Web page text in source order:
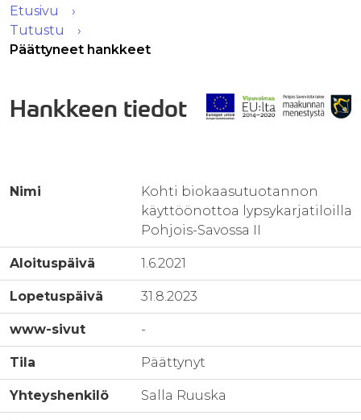
Etusivu
Tutustu
Päättyneet hankkeet
Hankkeen tiedot
Nimi
Kohti biokaasutuotannon
käyttöönottoa lypsykarjatiloilla
Pohjois-Savossa II
Aloituspäivä 1.6.2021
Lopetuspäivä 31.8.2023
www-sivut -
Tila Päättynyt
Yhteyshenkilö Salla Ruuska